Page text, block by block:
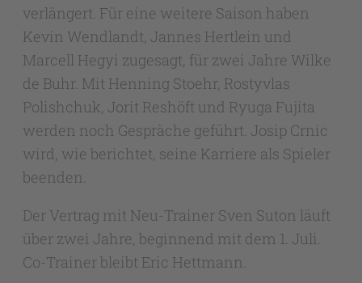
verlängert. Für eine weitere Saison haben
Kevin Wendlandt, Jannes Hertlein und
Marcell Hegyi zugesagt, für zwei Jahre Wilke
de Buhr. Mit Henning Stoehr, Rostyvlas
Polishchuk, Jorit Reshöft und Ryuga Fujita
werden noch Gespräche geführt. Josip Crnic
wird, wie berichtet, seine Karriere als Spieler
beenden.
Der Vertrag mit Neu-Trainer Sven Suton läuft
über zwei Jahre, beginnend mit dem 1. Juli.
Co-Trainer bleibt Eric Hettmann.